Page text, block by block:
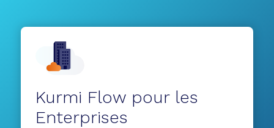
Kurmi Flow pour les
Enterprises